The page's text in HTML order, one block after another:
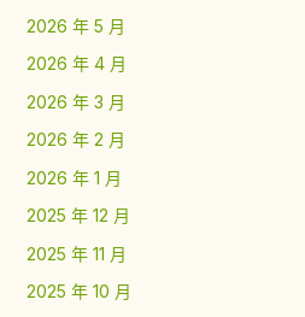
2026 年 5 月
2026 年 4 月
2026 年 3 月
2026 年 2 月
2026 年 1 月
2025 年 12 月
2025 年 11 月
2025 年 10 月